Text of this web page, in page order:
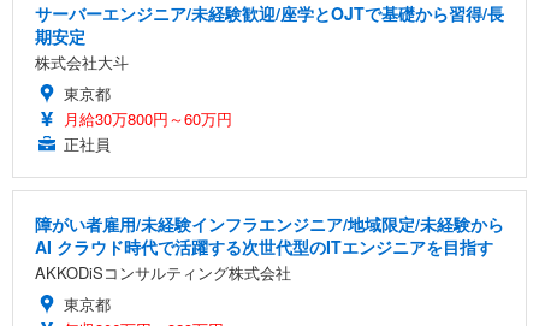
サーバーエンジニア/未経験歓迎/座学とOJTで基礎から習得/長
期安定
株式会社大斗
東京都
月給30万800円～60万円
正社員
障がい者雇用/未経験インフラエンジニア/地域限定/未経験から
AI クラウド時代で活躍する次世代型のITエンジニアを目指す
AKKODiSコンサルティング株式会社
東京都